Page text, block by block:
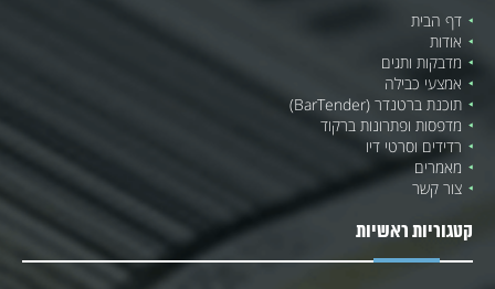
דף הבית
אודות
מדבקות ותגים
אמצעי כבילה
תוכנת ברטנדר (BarTender)
מדפסות ופתרונות ברקוד
רדידים וסרטי דיו
מאמרים
צור קשר
קטגוריות ראשיות